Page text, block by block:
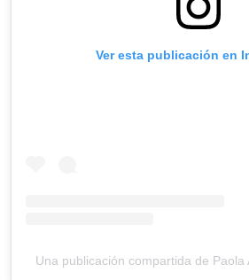
Ver esta publicación en
Una publicación compartida de